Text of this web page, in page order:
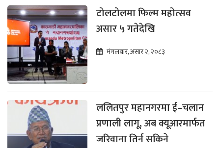
टोलटोलमा फिल्म महोत्सव
असार ५ गतेदेखि
मंगलबार, असार २, २०८३
ललितपुर महानगरमा ई–चलान
प्रणाली लागू, अब क्यूआरमार्फत
जरिवाना तिर्न सकिने